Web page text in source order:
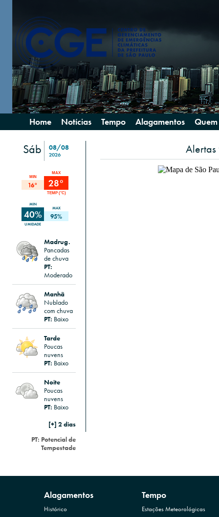
Home Notícias Tempo Alagamentos
Sáb 08/08
2026
MIN
16°
MAX
28°
TEMP (°C)
MIN
40%
UMIDADE
MAX
95%
Madrug.
Pancadas
de chuva
PT:
Moderado
Manhã
Nublado
com chuva
PT: Baixo
Tarde
Poucas
nuvens
PT: Baixo
Noite
Poucas
nuvens
PT: Baixo
[+] 2 dias
PT: Potencial de
Tempestade
Alertas
Alagamentos
Histórico
Tempo
Estações Meteorológicas